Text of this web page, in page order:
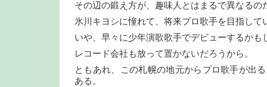
その辺の鍛え方が、趣味人とはまるで異なるの
氷川キヨシに憧れて、将来プロ歌手を目指して
いや、早々に少年演歌歌手でデビューするかも
レコード会社も放って置かないだろうから。
ともあれ、この札幌の地元からプロ歌手が出
ある。